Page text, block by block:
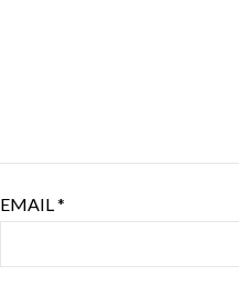
EMAIL *